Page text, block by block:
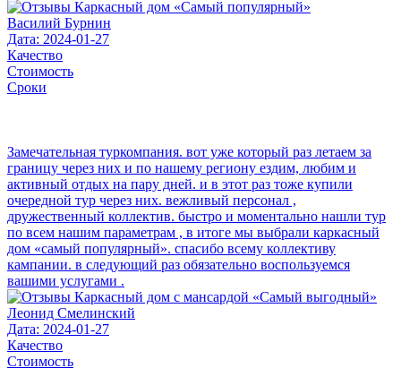
Василий Бурнин
Дата: 2024-01-27
Качество
Стоимость
Сроки
Замечательная туркомпания. вот уже который раз летаем за
границу через них и по нашему региону ездим, любим и
активный отдых на пару дней. и в этот раз тоже купили
очередной тур через них. вежливый персонал ,
дружественный коллектив. быстро и моментально нашли тур
по всем нашим параметрам , в итоге мы выбрали каркасный
дом «самый популярный». спасибо всему коллективу
кампании. в следующий раз обязательно воспользуемся
вашими услугами .
Леонид Смелинский
Дата: 2024-01-27
Качество
Стоимость